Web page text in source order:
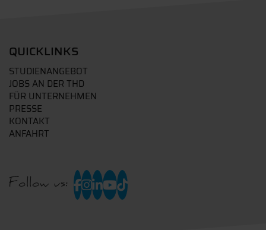
QUICKLINKS
STUDIENANGEBOT
JOBS AN DER THD
FÜR UNTERNEHMEN
PRESSE
KONTAKT
ANFAHRT
Follow us: